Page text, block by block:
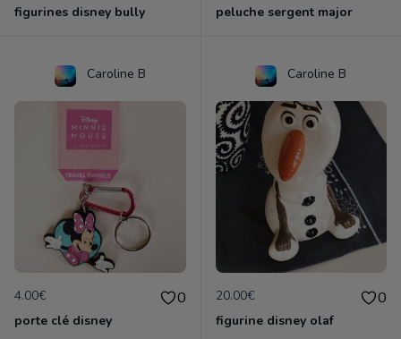
figurines disney bully peluche sergent major
Caroline B
4.00€ 0
porte clé disney
Caroline B
20.00€ 0
figurine disney olaf